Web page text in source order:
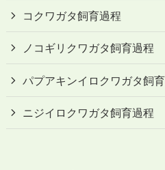
コクワガタ飼育過程
ノコギリクワガタ飼育過程
パプアキンイロクワガタ飼
ニジイロクワガタ飼育過程